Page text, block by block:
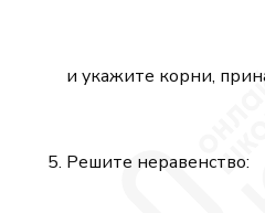
и укажите корни,
Решите неравенство: